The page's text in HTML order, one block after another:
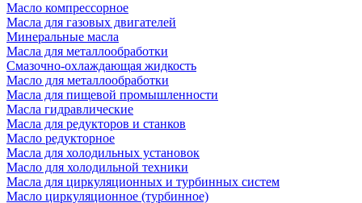
Масло компрессорное
Масла для газовых двигателей
Минеральные масла
Масла для металлообработки
Смазочно-охлаждающая жидкость
Масло для металлообработки
Масла для пищевой промышленности
Масла гидравлические
Масла для редукторов и станков
Масло редукторное
Масла для холодильных установок
Масло для холодильной техники
Масла для циркуляционных и турбинных систем
Масло циркуляционное (турбинное)